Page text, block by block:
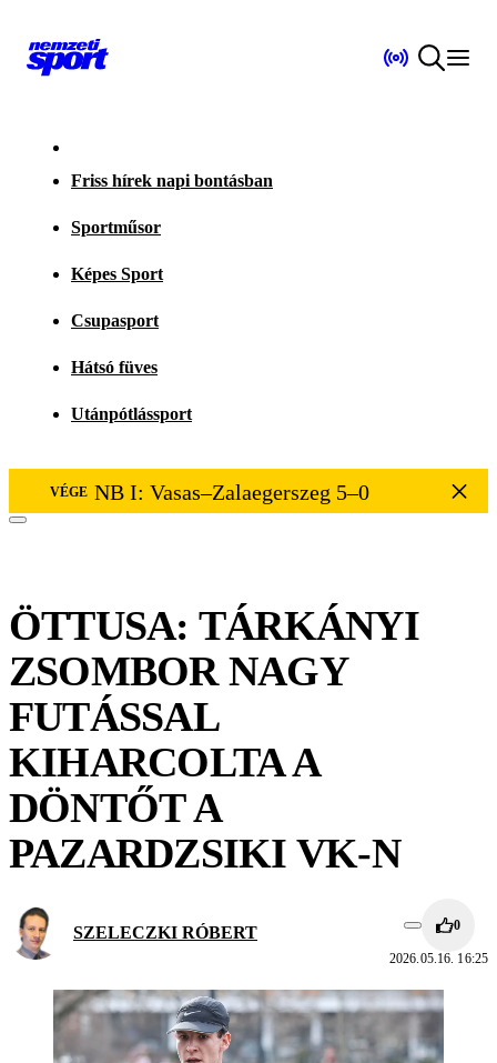
Friss hírek napi bontásban
Sportműsor
Képes Sport
Csupasport
Hátsó füves
Utánpótlássport
VÉGE NB I: Vasas–Zalaegerszeg 5–0
ÖTTUSA: TÁRKÁNYI
ZSOMBOR NAGY
FUTÁSSAL
KIHARCOLTA A
DÖNTŐT A
PAZARDZSIKI VK-N
SZELECZKI RÓBERT 0
2026.05.16. 16:25